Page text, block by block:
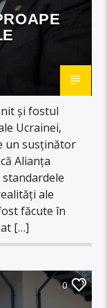
și fostul
Ucrainei,
un susținător
Alianța
ale
făcute în
[…]
0